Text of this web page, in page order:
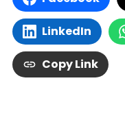
LinkedIn
Copy Link